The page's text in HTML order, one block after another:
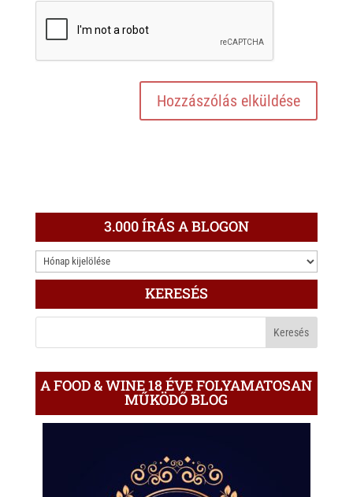
3.000 ÍRÁS A BLOGON
3.000
ÍRÁS
KERESÉS
A FOOD & WINE 18 ÉVE FOLYAMATOSAN
MŰKÖDŐ BLOG